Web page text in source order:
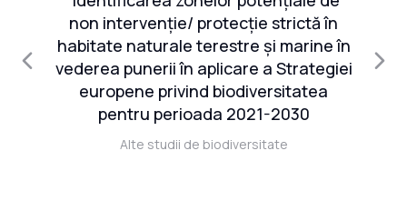
non intervenție/ protecție strictă în
habitate naturale terestre și marine în
vederea punerii în aplicare a Strategiei
europene privind biodiversitatea
pentru perioada 2021-2030
Alte studii de biodiversitate